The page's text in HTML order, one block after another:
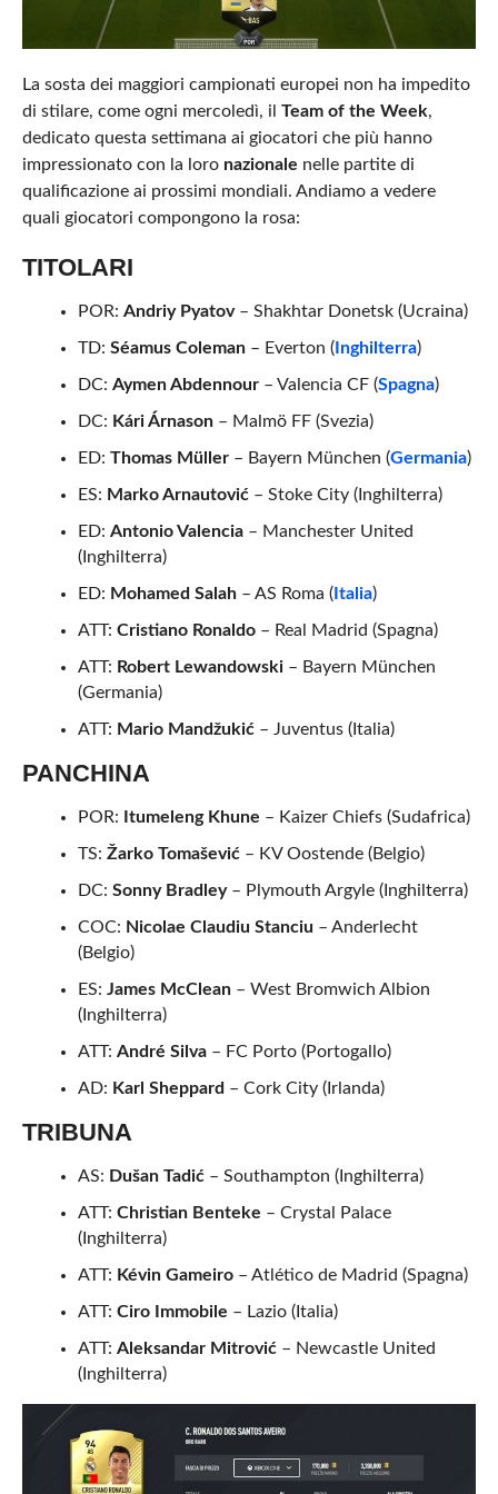
La sosta dei maggiori campionati europei non ha impedito
di stilare, come ogni mercoledì, il Team of the Week,
dedicato questa settimana ai giocatori che più hanno
impressionato con la loro nazionale nelle partite di
qualificazione ai prossimi mondiali. Andiamo a vedere
quali giocatori compongono la rosa:
TITOLARI
POR: Andriy Pyatov– Shakhtar Donetsk (Ucraina)
TD: Séamus Coleman– Everton (Inghilterra)
DC: Aymen Abdennour– Valencia CF (Spagna)
DC: Kári Árnason– Malmö FF (Svezia)
ED: Thomas Müller– Bayern München (Germania)
ES: Marko Arnautović– Stoke City (Inghilterra)
ED: Antonio Valencia– Manchester United
(Inghilterra)
ED: Mohamed Salah– AS Roma (Italia)
ATT: Cristiano Ronaldo– Real Madrid (Spagna)
ATT: Robert Lewandowski– Bayern München
(Germania)
ATT: Mario Mandžukić– Juventus (Italia)
PANCHINA
POR: Itumeleng Khune – Kaizer Chiefs (Sudafrica)
TS: Žarko Tomašević– KV Oostende (Belgio)
DC: Sonny Bradley– Plymouth Argyle (Inghilterra)
COC: Nicolae Claudiu Stanciu – Anderlecht
(Belgio)
ES: James McClean– West Bromwich Albion
(Inghilterra)
ATT: André Silva– FC Porto (Portogallo)
AD: Karl Sheppard – Cork City (Irlanda)
TRIBUNA
AS: Dušan Tadić– Southampton (Inghilterra)
ATT: Christian Benteke – Crystal Palace
(Inghilterra)
ATT: Kévin Gameiro– Atlético de Madrid (Spagna)
ATT: Ciro Immobile – Lazio (Italia)
ATT: Aleksandar Mitrović– Newcastle United
(Inghilterra)